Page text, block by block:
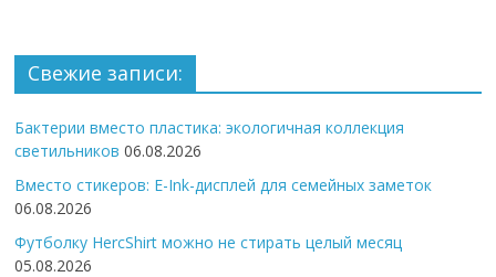
Свежие записи:
Бактерии вместо пластика: экологичная коллекция
светильников 06.08.2026
Вместо стикеров: E-Ink-дисплей для семейных заметок
06.08.2026
Футболку HercShirt можно не стирать целый месяц
05.08.2026